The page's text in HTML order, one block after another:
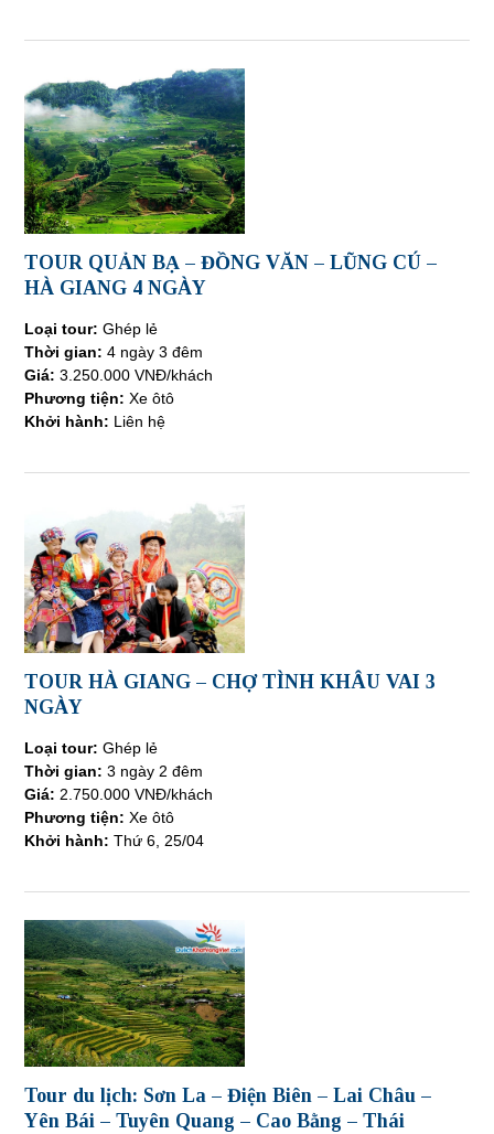
TOUR QUẢN BẠ – ĐỒNG VĂN – LŨNG CÚ –
HÀ GIANG 4 NGÀY
Loại tour:Ghép lẻ
Thời gian: 4 ngày 3 đêm
Giá:3.250.000 VNĐ/khách
Phương tiện:Xe ôtô
Khởi hành: Liên hệ
TOUR HÀ GIANG – CHỢ TÌNH KHÂU VAI 3
NGÀY
Loại tour:Ghép lẻ
Thời gian: 3 ngày 2 đêm
Giá: 2.750.000 VNĐ/khách
Phương tiện:Xe ôtô
Khởi hành:Thứ 6, 25/04
Tour du lịch: Sơn La – Điện Biên – Lai Châu –
Yên Bái – Tuyên Quang – Cao Bằng – Thái